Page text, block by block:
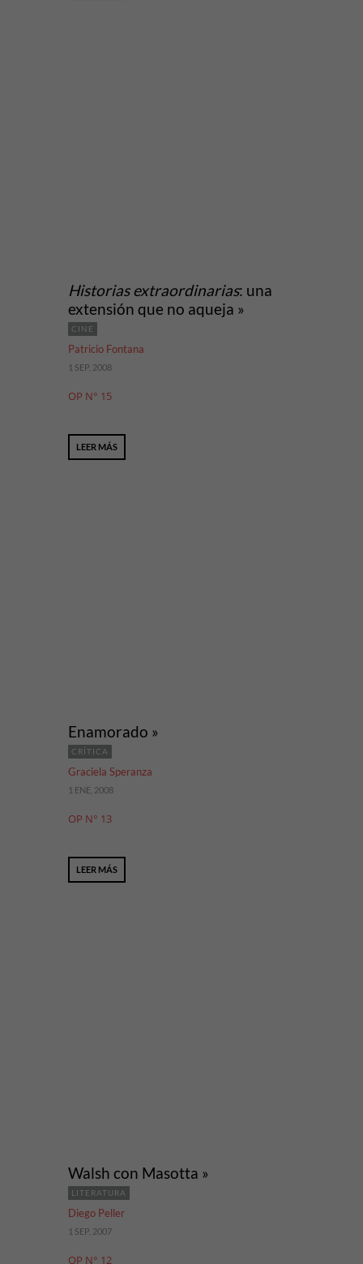
Historias extraordinarias: una
extensión que no aqueja »
CINE
Patricio Fontana
1 SEP, 2008
OP N° 15
LEER MÁS
Enamorado »
CRÍTICA
Graciela Speranza
1 ENE, 2008
OP N° 13
LEER MÁS
Walsh con Masotta »
LITERATURA
Diego Peller
1 SEP, 2007
OP N° 12